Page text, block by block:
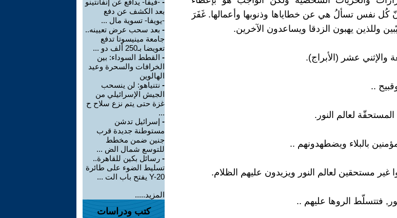
كُل نفس تسألُ هي عن خطاياها وذنوبها وأعمالها. غَفَرَ
وللذين يهبون الزدقا ويساعدون الآخرين.
والإثني عشر (الأبراج).
..
لعالم النور.
بالبلاء ويضطهدونهم ..
غير مستحقين لعالم النور ويزيدون عليهم الظلام.
فتتسلّط الروها عليهم ..
- -فيفا- يدافع عن إنفانتينو
بعد الكشف عن دفع
-يويفا- تسوية مال ...
- بعد سحب عرض تعيينه..
جامعة مينيسوتا تدفع
تعويضا بـ250 ألف دو ...
- القطط السوداء: بين
الخرافات والسحرة وعيد
الهالوين
- نتنياهو: لن ينسحب
الجيش الإسرائيلي من
غزة حتى يتم نزع سلاح ح
...
- إسرائيل تدشن
مستوطنة جديدة قرب
جنين ضمن مخطط
للتوسع شمال الض ...
- رسائل بكين للقاهرة..
تسليط الضوء على طائرة
Y-20 يفتح باب الت ...
المزيد.....
كتب ودراسات